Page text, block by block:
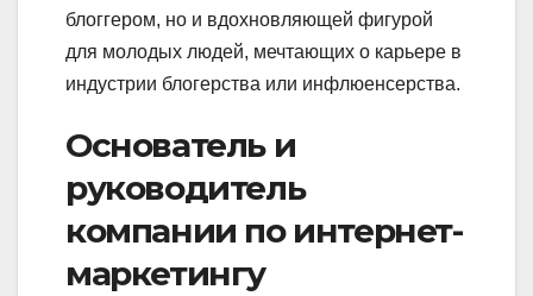
блоггером, но и вдохновляющей фигурой
для молодых людей, мечтающих о карьере в
индустрии блогерства или инфлюенсерства.
Основатель и
руководитель
компании по интернет-
маркетингу